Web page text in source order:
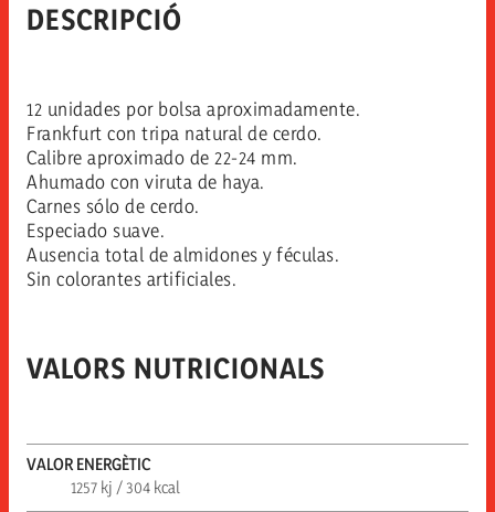
DESCRIPCIÓ
12 unidades por bolsa aproximadamente.
Frankfurt con tripa natural de cerdo.
Calibre aproximado de 22-24 mm.
Ahumado con viruta de haya.
Carnes sólo de cerdo.
Especiado suave.
Ausencia total de almidones y féculas.
Sin colorantes artificiales.
VALORS NUTRICIONALS
VALOR ENERGÈTIC
1257 kj / 304 kcal